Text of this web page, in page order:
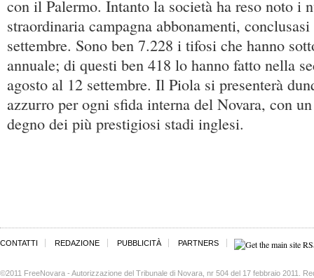
con il Palermo. Intanto la società ha reso noto i
straordinaria campagna abbonamenti,
settembre. Sono ben 7.228 i tifosi che hanno
annuale; di questi ben 418 lo hanno fatto nella
agosto al 12 settembre. Il Piola si presenterà
azzurro per ogni sfida interna del Novara, con
degno dei più prestigiosi stadi inglesi.
CONTATTI REDAZIONE PUBBLICITÀ PARTNERS
©2011 FreeNovara - Autorizzazione del Tribunale di Novara, nr 504 del 17 febbraio 2011.